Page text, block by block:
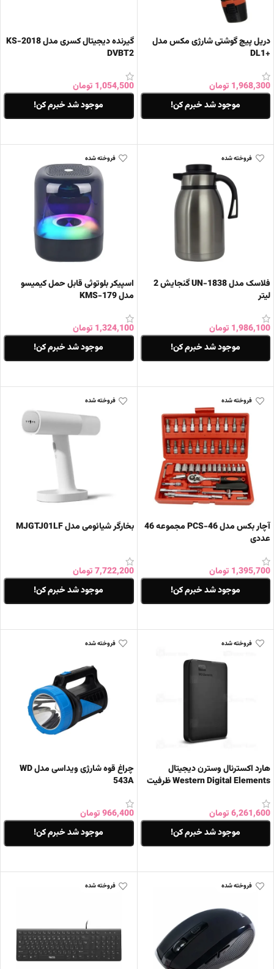
دریل پیچ گوشتی شارژی مکس مدل
+DL1
1,968,300 تومان
موجود شد خبرم کن!
گیرنده دیجیتال کسری مدل KS-2018
DVBT2
1,054,500 تومان
موجود شد خبرم کن!
فروخته شده
فلاسک مدل UN-1838 گنجایش 2
لیتر
1,986,100 تومان
موجود شد خبرم کن!
فروخته شده
اسپیکر بلوتوثی قابل حمل کیمیسو
مدل KMS-179
1,324,100 تومان
موجود شد خبرم کن!
فروخته شده
آچار بکس مدل 46-PCS مجموعه 46
عددی
1,395,700 تومان
موجود شد خبرم کن!
فروخته شده
بخارگر شیائومی مدل MJGTJ01LF
7,722,200تومان
موجود شد خبرم کن!
فروخته شده
هارد اکسترنال وسترن دیجیتال
Western Digital Elements ظرفیت
6,261,600تومان
موجود شد خبرم کن!
فروخته شده
چراغ قوه شارژی ویداسی مدل WD
543A
966,400تومان
موجود شد خبرم کن!
فروخته شده فروخته شده